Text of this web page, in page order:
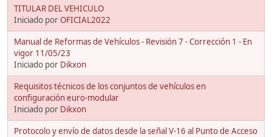
TITULAR DEL VEHICULO
Iniciado porOFICIAL2022
Manual de Reformas de Vehículos - Revisión 7 - Corrección 1 - En
vigor 11/05/23
Iniciado por Dikxon
Requisitos técnicos de los conjuntos de vehículos en
configuración euro-modular
Iniciado por Dikxon
Protocolo y envío de datos desde la señal V-16 al Punto de Acceso